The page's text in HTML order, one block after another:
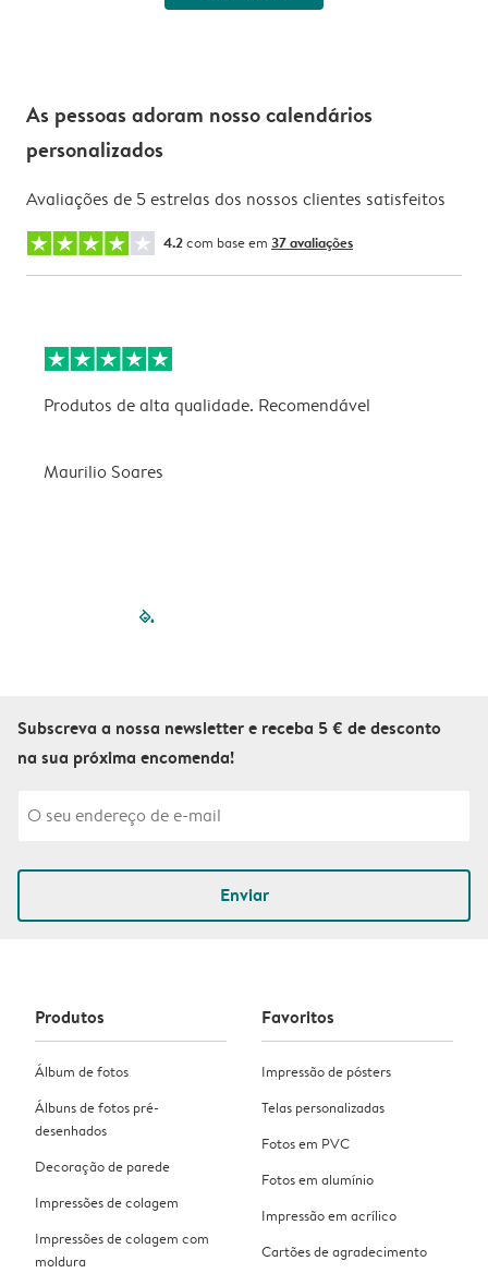
As pessoas adoram nosso calendários
personalizados
Avaliações de 5 estrelas dos nossos clientes satisfeitos
4.2com base em 37 avaliações
Produtos de alta qualidade. Recomendável
Maurilio Soares
filled-pagination
Subscreva a nossa newsletter e receba 5 € de desconto
na sua próxima encomenda!
Enviar
Produtos
Álbum de fotos
Álbuns de fotos pré-
desenhados
Decoração de parede
Impressões de colagem
Impressões de colagem com
moldura
Favoritos
Impressão de pósters
Telas personalizadas
Fotos em PVC
Fotos em alumínio
Impressão em acrílico
Cartões de agradecimento